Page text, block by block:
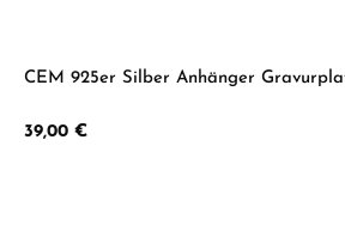
CEM 925er Silber Anhänger
Regulärer Preis:
39,00 €